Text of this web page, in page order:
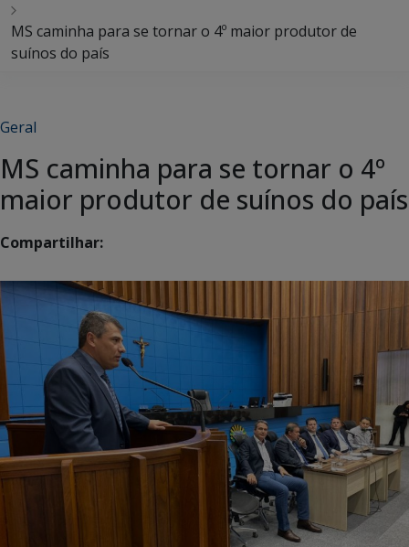
MS caminha para se tornar o 4º maior produtor de
suínos do país
Geral
MS caminha para se tornar o 4º
maior produtor de suínos do país
Compartilhar: